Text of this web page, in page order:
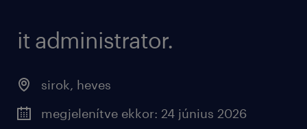
it administrator.
sirok, heves
megjelenítve ekkor: 24 június 2026